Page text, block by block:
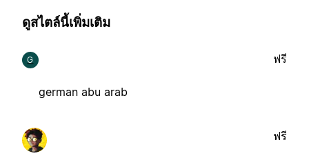
ดูสไตล์นี้เพิ่มเติม
G
german abu arab
ฟรี
ฟรี